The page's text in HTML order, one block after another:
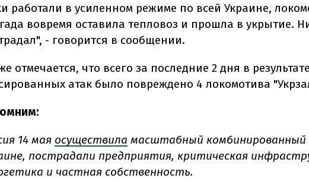
работали в усиленном режиме по всей Украине,
вовремя оставила тепловоз и прошла в укрытие.
- говорится в сообщении.
отмечается, что всего за последние 2 дня в результате
атак было повреждено 4 локомотива
14 мая осуществила масштабный комбинированный
пострадали предприятия, критическая
и частная собственность.